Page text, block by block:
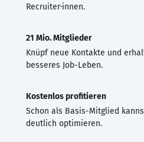
Recruiter·innen.
21 Mio. Mitglieder
Knüpf neue Kontakte und
besseres Job-Leben.
Kostenlos profitieren
Schon als Basis-Mitglied
deutlich optimieren.